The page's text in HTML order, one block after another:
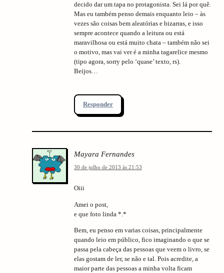
decido dar um tapa no protagonista. Sei lá por quê.
Mas eu também penso demais enquanto leio – às
vezes são coisas bem aleatórias e bizarras, e isso
sempre acontece quando a leitura ou está
maravilhosa ou está muito chata – também não sei
o motivo, mas vai ver é a minha tagarelice mesmo
(tipo agora, sorry pelo ‘quase’ texto, rs).
Beijos…
Responder
Mayara Fernandes
30 de julho de 2013 às 21:53
Oiii
Amei o post,
e que foto linda *.*
Bem, eu penso em varias coisas, principalmente
quando leio em público, fico imaginando o que se
passa pela cabeça das pessoas que veem o livro, se
elas gostam de ler, se não e tal. Pois acredite, a
maior parte das pessoas a minha volta ficam